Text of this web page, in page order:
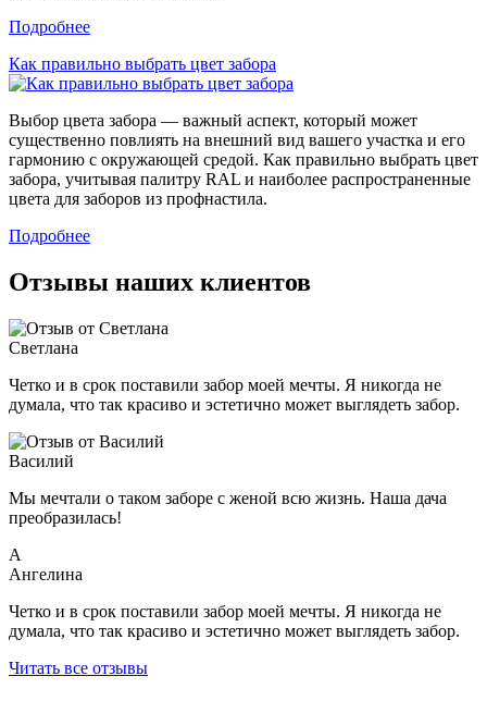
Подробнее
Как правильно выбрать цвет забора
Выбор цвета забора — важный аспект, который может
существенно повлиять на внешний вид вашего участка и его
гармонию с окружающей средой. Как правильно выбрать цвет
забора, учитывая палитру RAL и наиболее распространенные
цвета для заборов из профнастила.
Подробнее
Отзывы наших клиентов
Светлана
Четко и в срок поставили забор моей мечты. Я никогда не
думала, что так красиво и эстетично может выглядеть забор.
Василий
Мы мечтали о таком заборе с женой всю жизнь. Наша дача
преобразилась!
А
Ангелина
Четко и в срок поставили забор моей мечты. Я никогда не
думала, что так красиво и эстетично может выглядеть забор.
Читать все отзывы